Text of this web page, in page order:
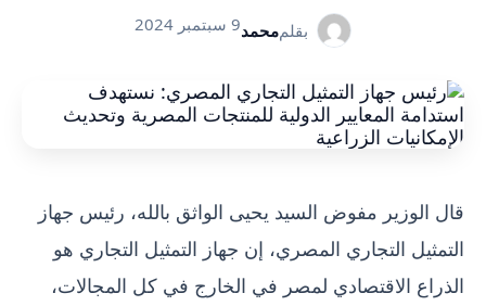
بقلممحمد9 سبتمبر 2024
قال الوزير مفوض السيد يحيى الواثق بالله، رئيس جهاز
التمثيل التجاري المصري، إن جهاز التمثيل التجاري هو
الذراع الاقتصادي لمصر في الخارج في كل المجالات،